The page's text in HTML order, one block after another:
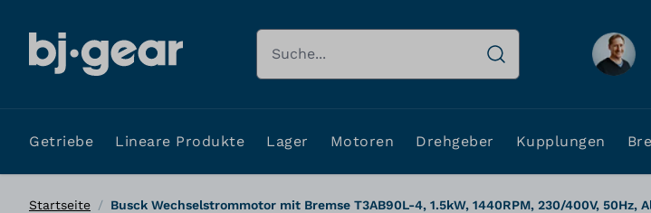
Suche
Getriebe Lineare Produkte Lager Motoren Drehgeber Kupplungen
Startseite / Busck Wechselstrommotor mit Bremse T3AB90L-4, 1.5kW, 1440RPM, 230/400V, 50Hz,